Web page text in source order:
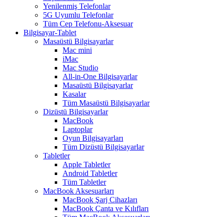
Yenilenmiş Telefonlar
5G Uyumlu Telefonlar
Tüm Cep Telefonu-Aksesuar
Bilgisayar-Tablet
Masaüstü Bilgisayarlar
Mac mini
iMac
Mac Studio
All-in-One Bilgisayarlar
Masaüstü Bilgisayarlar
Kasalar
Tüm Masaüstü Bilgisayarlar
Dizüstü Bilgisayarlar
MacBook
Laptoplar
Oyun Bilgisayarları
Tüm Dizüstü Bilgisayarlar
Tabletler
Apple Tabletler
Android Tabletler
Tüm Tabletler
MacBook Aksesuarları
MacBook Şarj Cihazları
MacBook Çanta ve Kılıfları